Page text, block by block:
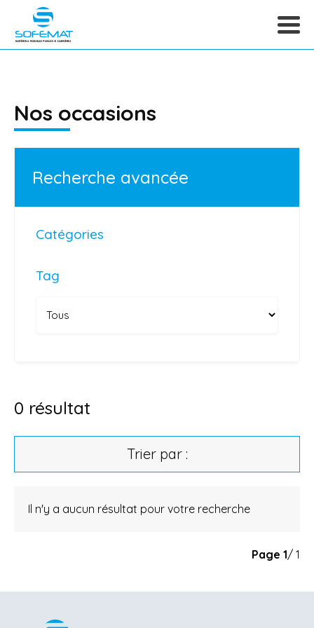
Nos occasions
Recherche avancée
Catégories
Tag
0 résultat
Trier par :
Il n'y a aucun résultat pour votre recherche
Page 1/ 1